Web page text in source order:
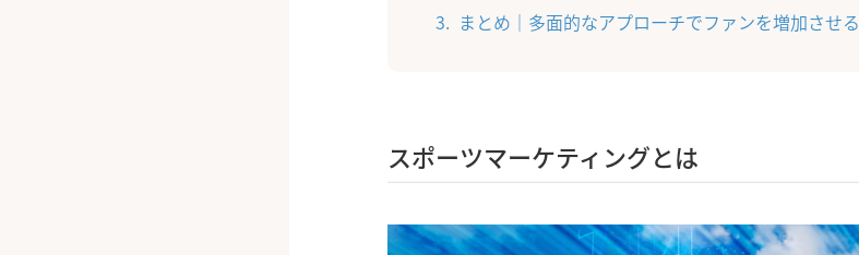
まとめ｜多面的なアプローチでファンを増加させる
スポーツマーケティングとは